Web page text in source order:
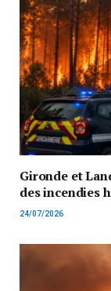
Gironde et
des incendies
24/07/2026